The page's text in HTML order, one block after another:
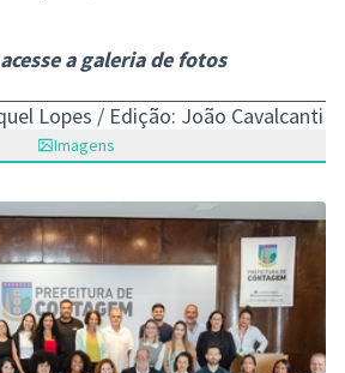
a galeria de fotos
Lopes / Edição: João Cavalcanti
Imagens